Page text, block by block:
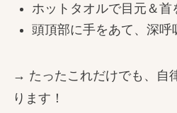
ホットタオルで目元＆首
頭頂部に手をあて、深呼
→ たったこれだけでも、自
ります！